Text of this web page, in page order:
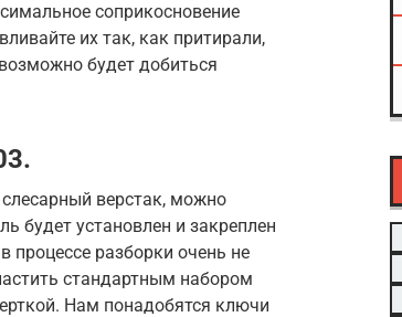
соприкосновение
их так, как притирали,
будет добиться
верстак, можно
будет установлен и закреплен
процессе разборки очень не
стандартным набором
Нам понадобятся ключи